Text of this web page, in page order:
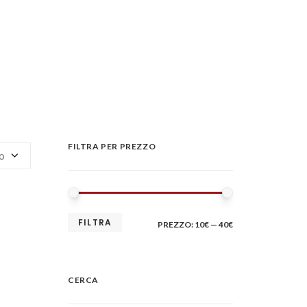
FILTRA PER PREZZO
PREZZO
PREZZO
FILTRA PREZZO: 10€ —40€
CERCA